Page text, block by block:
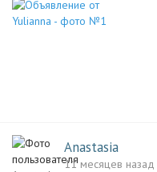
Anastasia
11 месяцев назад